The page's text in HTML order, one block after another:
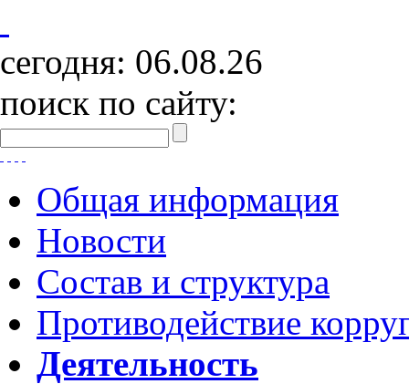
сегодня: 06.08.26
поиск по сайту:
Общая информация
Новости
Состав и структура
Противодействие
Деятельность